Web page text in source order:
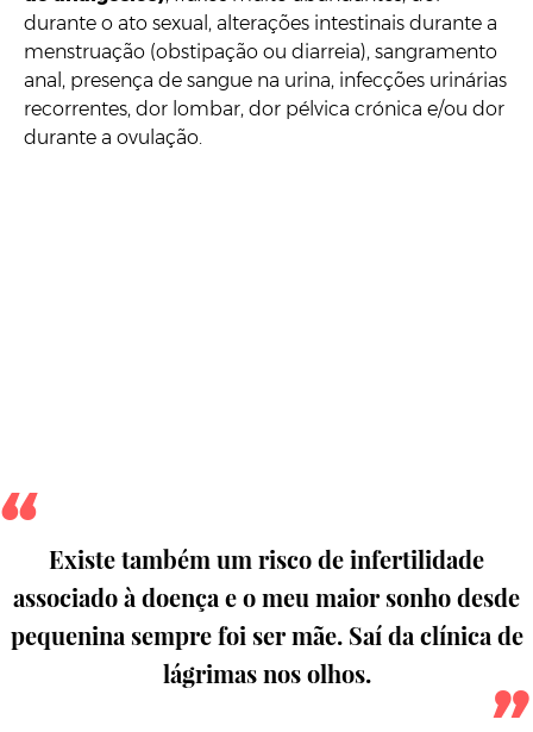
durante o ato sexual, alterações intestinais durante a
menstruação (obstipação ou diarreia), sangramento
anal, presença de sangue na urina, infecções urinárias
recorrentes, dor lombar, dor pélvica crónica e/ou dor
durante a ovulação.
Existe também um risco de infertilidade
associado à doença e o meu maior sonho desde
pequenina sempre foi ser mãe. Saí da clínica de
lágrimas nos olhos.